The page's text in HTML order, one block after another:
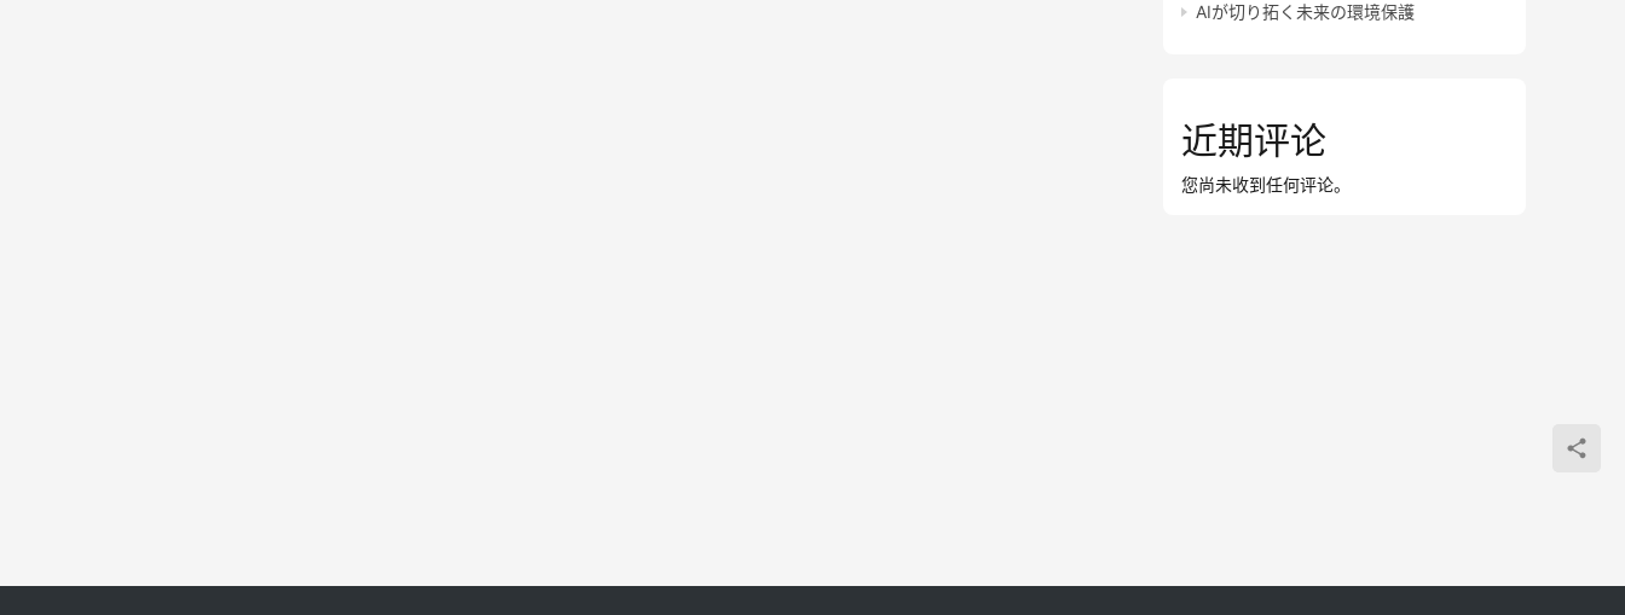
AIが切り拓く未来の環境保護
近期评论
您尚未收到任何评论。